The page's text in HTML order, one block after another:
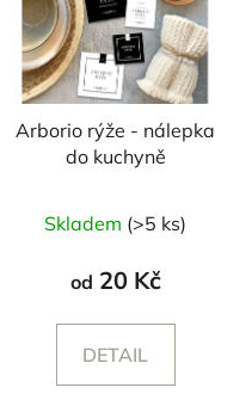
Arborio rýže - nálepka
do kuchyně
Skladem (>5 ks)
od 20 Kč
DETAIL